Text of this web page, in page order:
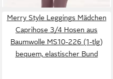
Merry Style Leggings Mädchen
Caprihose 3/4 Hosen aus
Baumwolle MS10-226 (1-tlg)
bequem, elastischer Bund